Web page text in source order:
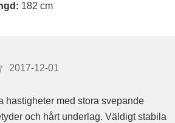
182 cm
2017-12-01
hastigheter med stora svepande
och hårt underlag. Väldigt stabila